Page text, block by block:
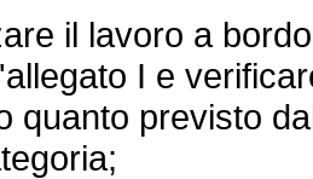
il lavoro a
I e
quanto previsto